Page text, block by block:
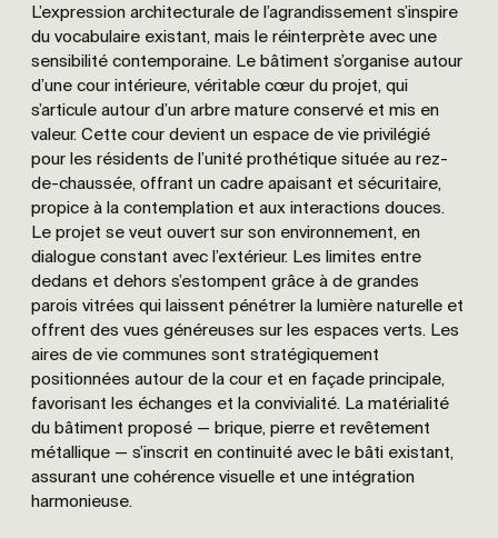
L’expression architecturale de l’agrandissement s’inspire
du vocabulaire existant, mais le réinterprète avec une
sensibilité contemporaine. Le bâtiment s’organise autour
d’une cour intérieure, véritable cœur du projet, qui
s’articule autour d’un arbre mature conservé et mis en
valeur. Cette cour devient un espace de vie privilégié
pour les résidents de l’unité prothétique située au rez-
de-chaussée, offrant un cadre apaisant et sécuritaire,
propice à la contemplation et aux interactions douces.
Le projet se veut ouvert sur son environnement, en
dialogue constant avec l’extérieur. Les limites entre
dedans et dehors s’estompent grâce à de grandes
parois vitrées qui laissent pénétrer la lumière naturelle et
offrent des vues généreuses sur les espaces verts. Les
aires de vie communes sont stratégiquement
positionnées autour de la cour et en façade principale,
favorisant les échanges et la convivialité. La matérialité
du bâtiment proposé — brique, pierre et revêtement
métallique — s’inscrit en continuité avec le bâti existant,
assurant une cohérence visuelle et une intégration
harmonieuse.